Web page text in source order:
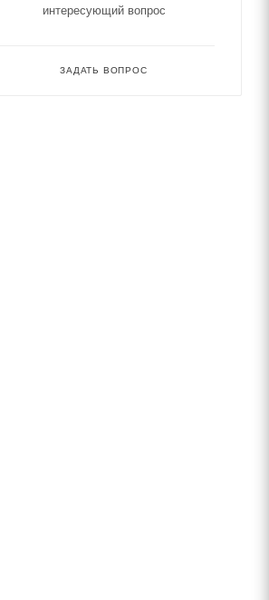
интересующий вопрос
ЗАДАТЬ ВОПРОС